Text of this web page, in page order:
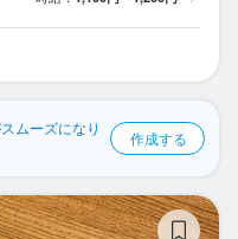
ムーズになり
作成する